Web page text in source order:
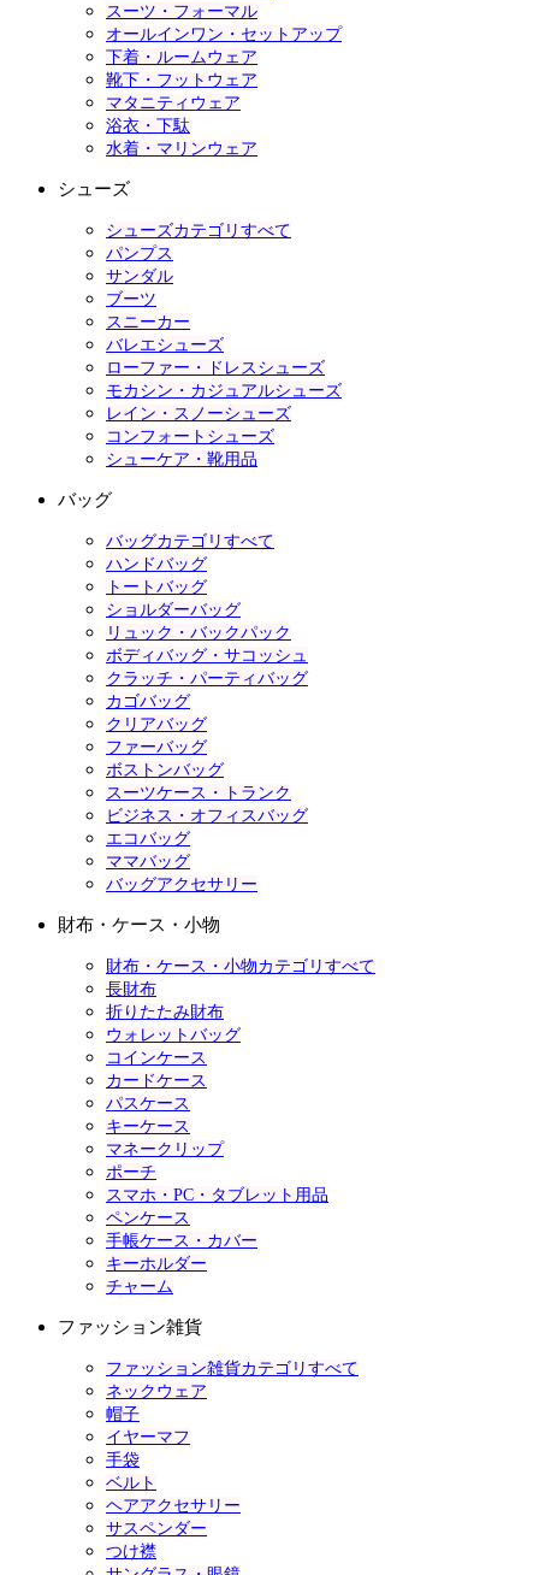
スーツ・フォーマル
オールインワン・セットアップ
下着・ルームウェア
靴下・フットウェア
マタニティウェア
浴衣・下駄
水着・マリンウェア
シューズ
シューズカテゴリすべて
パンプス
サンダル
ブーツ
スニーカー
バレエシューズ
ローファー・ドレスシューズ
モカシン・カジュアルシューズ
レイン・スノーシューズ
コンフォートシューズ
シューケア・靴用品
バッグ
バッグカテゴリすべて
ハンドバッグ
トートバッグ
ショルダーバッグ
リュック・バックパック
ボディバッグ・サコッシュ
クラッチ・パーティバッグ
カゴバッグ
クリアバッグ
ファーバッグ
ボストンバッグ
スーツケース・トランク
ビジネス・オフィスバッグ
エコバッグ
ママバッグ
バッグアクセサリー
財布・ケース・小物
財布・ケース・小物カテゴリすべて
長財布
折りたたみ財布
ウォレットバッグ
コインケース
カードケース
パスケース
キーケース
マネークリップ
ポーチ
スマホ・PC・タブレット用品
ペンケース
手帳ケース・カバー
キーホルダー
チャーム
ファッション雑貨
ファッション雑貨カテゴリすべて
ネックウェア
帽子
イヤーマフ
手袋
ベルト
ヘアアクセサリー
サスペンダー
つけ襟